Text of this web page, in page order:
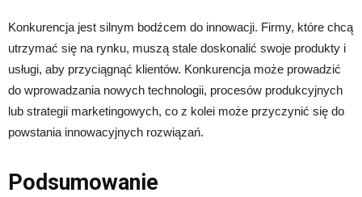
Konkurencja jest silnym bodźcem do innowacji. Firmy, które chcą
utrzymać się na rynku, muszą stale doskonalić swoje produkty i
usługi, aby przyciągnąć klientów. Konkurencja może prowadzić
do wprowadzania nowych technologii, procesów produkcyjnych
lub strategii marketingowych, co z kolei może przyczynić się do
powstania innowacyjnych rozwiązań.
Podsumowanie